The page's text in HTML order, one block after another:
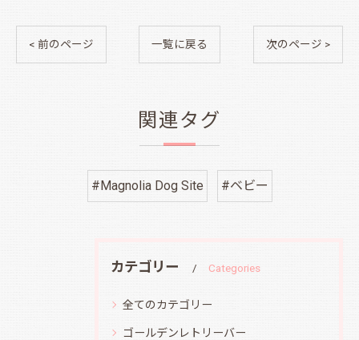
< 前のページ 一覧に戻る 次のページ >
関連タグ
#Magnolia Dog Site #ベビー
カテゴリー Categories
全てのカテゴリー
ゴールデンレトリーバー